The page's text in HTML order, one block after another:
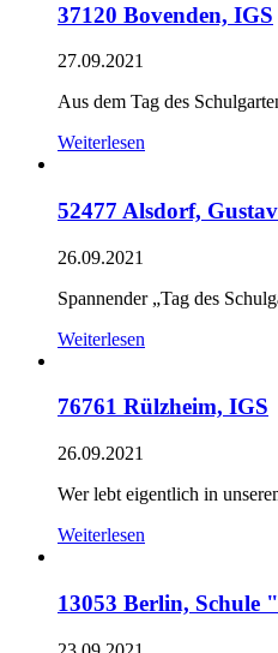
37120 Bovenden, IGS
27.09.2021
Aus dem Tag des
Weiterlesen
52477 Alsdorf,
26.09.2021
Spannender „Tag des
Weiterlesen
76761 Rülzheim, IGS
26.09.2021
Wer lebt eigentlich in
Weiterlesen
13053 Berlin, Schule